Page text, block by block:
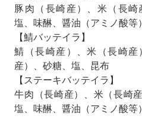
豚肉（長崎産）、米（長崎
塩、味醂、醤油（アミノ酸等
【鯖バッテイラ】
鯖（長崎産）、米（長崎
産）、砂糖、塩、昆布
【ステーキバッテイラ】
牛肉（長崎産）、米（長崎
塩、味醂、醤油（アミノ酸等